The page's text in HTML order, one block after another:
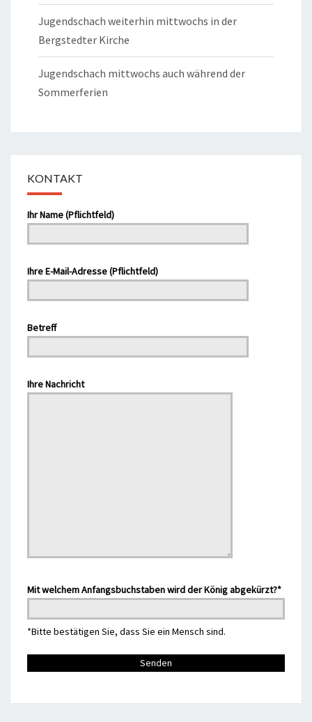
Jugendschach weiterhin mittwochs in der
Bergstedter Kirche
Jugendschach mittwochs auch während der
Sommerferien
KONTAKT
Bitte lasse dieses Feld leer.
Ihr Name (Pflichtfeld)
Ihre E-Mail-Adresse (Pflichtfeld)
Bitte lasse dieses Feld leer.
Betreff
Bitte lasse dieses Feld leer.
Ihre Nachricht
Mit welchem Anfangsbuchstaben wird der König abgekürzt?*
*Bitte bestätigen Sie, dass Sie ein Mensch sind.